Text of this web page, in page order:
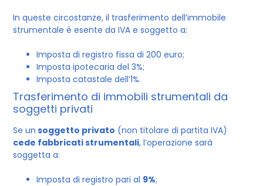
In queste circostanze, il trasferimento dell’immobile
strumentale è esente da IVA e soggetto a:
Imposta di registro fissa di 200 euro;
Imposta ipotecaria del 3%;
Imposta catastale dell’1%.
Trasferimento di immobili strumentali da
soggetti privati
Se un soggetto privato (non titolare di partita IVA)
cede fabbricati strumentali, l’operazione sarà
soggetta a:
Imposta di registro pari al 9%;